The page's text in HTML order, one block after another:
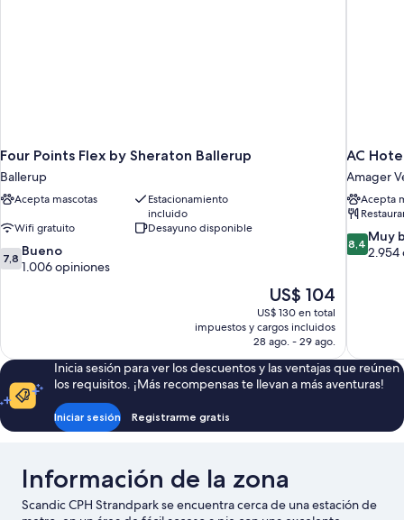
Four Points Flex by Sheraton Ballerup
Ballerup
Acepta mascotas
Estacionamiento
incluido
Wifi gratuito
Desayuno disponible
7.8
de
7,8 Bueno
1.006 opiniones
El
precio
actual
es
de
US$ 104
US$ 104
US$ 130 en total
impuestos y cargos incluidos
28 ago. - 29 ago.
AC
Amager
Acepta
8.4
de
8,4 Muy
2.954
Inicia sesión para ver los descuentos y las ventajas que reúnen
los requisitos. ¡Más recompensas te llevan a más aventuras!
Iniciar sesión Registrarme gratis
Información de la zona
Scandic CPH Strandpark se encuentra cerca de una estación de